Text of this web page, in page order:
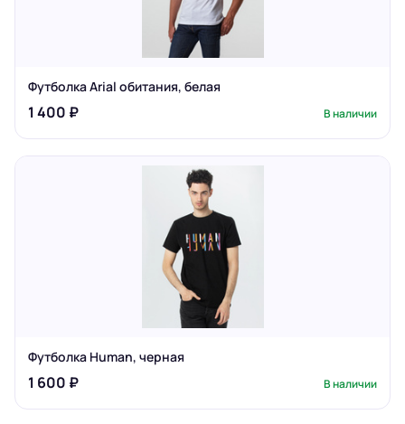
Футболка Arial обитания, белая
1 400 ₽ В наличии
Футболка Human, черная
1 600 ₽ В наличии